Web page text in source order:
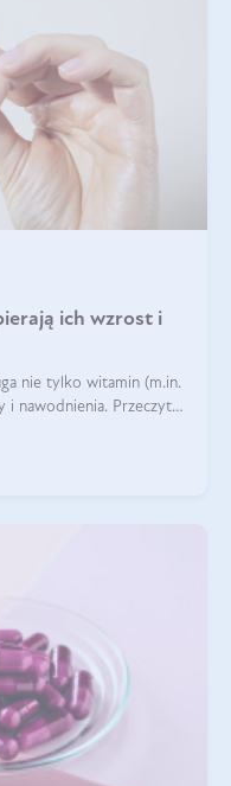
ich wzrost i
nie tylko witamin (m.in.
i nawodnienia. Przeczytaj